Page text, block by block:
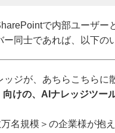
で内部ユーザー
ー同士であれば、以下の
ッジが、あちらこちらに
向けの、AIナレッジツー
名規模＞の企業様が抱